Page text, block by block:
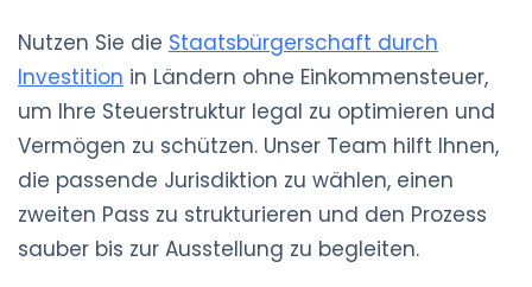
Nutzen Sie die Staatsbürgerschaft durch
Investition in Ländern ohne Einkommensteuer,
um Ihre Steuerstruktur legal zu optimieren und
Vermögen zu schützen. Unser Team hilft Ihnen,
die passende Jurisdiktion zu wählen, einen
zweiten Pass zu strukturieren und den Prozess
sauber bis zur Ausstellung zu begleiten.